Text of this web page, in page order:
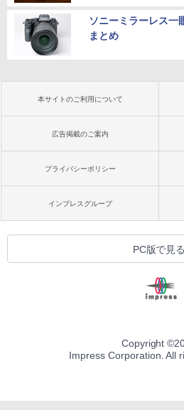
ソニーミラーレス一
まとめ
本サイトのご利用について
広告掲載のご案内
プライバシーポリシー
インプレスグループ
PC版で見る
Copyright ©
Impress Corporation. All